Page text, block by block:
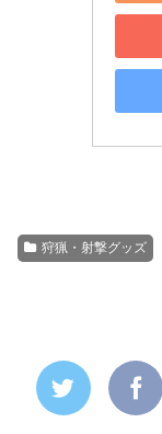
狩猟・射撃グッズ